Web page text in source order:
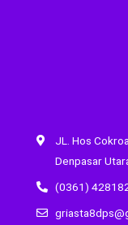
JL. Hos
Denpasar
(0361)